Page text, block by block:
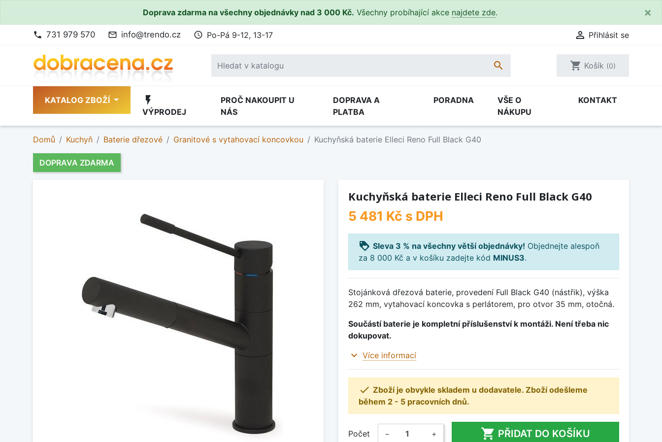
Doprava zdarma na všechny objednávky nad 3 000 Kč. Všechny probíhající akce najdete zde. ×
phone 731 979 570 mail_outline info@trendo.cz access_time Po-Pá 9-12, 13-17  Přihlásit se
 shopping_cart Košík (0)
KATALOG ZBOŽÍ flash_on
VÝPRODEJ
PROČ NAKOUPIT U
NÁS
DOPRAVA A
PLATBA
PORADNA
VŠE O
NÁKUPU
KONTAKT
Domů Kuchyň Baterie dřezové Granitové s vytahovací koncovkou Kuchyňská baterie Elleci Reno Full Black G40
DOPRAVA ZDARMA
Kuchyňská baterie Elleci Reno Full Black G40
5 481 Kč s DPH
loyalty Sleva 3 % na všechny větší objednávky! Objednejte alespoň
za 8 000 Kč a v košíku zadejte kód MINUS3.
Stojánková dřezová baterie, provedení Full Black G40 (nástřik), výška
262 mm, vytahovací koncovka s perlátorem, pro otvor 35 mm, otočná.
Součástí baterie je kompletní příslušenství k montáži. Není třeba nic
dokupovat.
expand_more Více informací
 Zboží je obvykle skladem u dodavatele. Zboží odešleme
během 2 - 5 pracovních dnů.
Počet − +  PŘIDAT DO KOŠÍKU